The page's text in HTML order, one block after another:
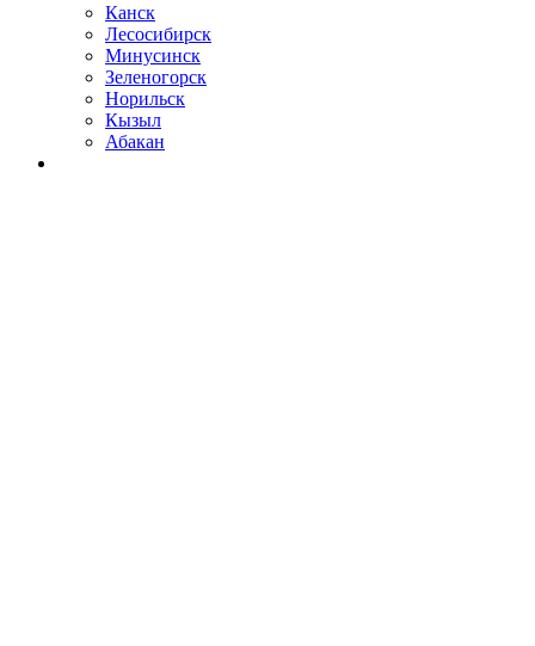
Канск
Лесосибирск
Минусинск
Зеленогорск
Норильск
Кызыл
Абакан